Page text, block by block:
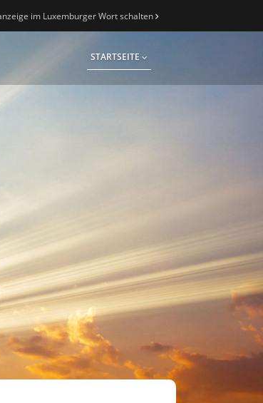
im Luxemburger Wort schalten
STARTSEITE